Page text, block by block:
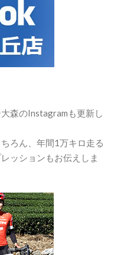
森のInstagramも更新し
ろん、年間1万キロ走る
ッションもお伝えしま